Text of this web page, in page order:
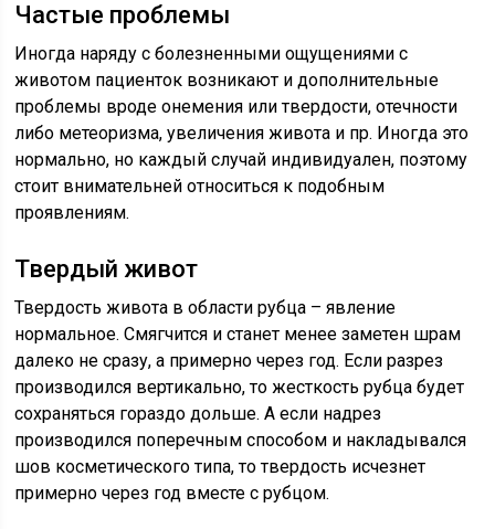
Частые проблемы
Иногда наряду с болезненными ощущениями с
животом пациенток возникают и дополнительные
проблемы вроде онемения или твердости, отечности
либо метеоризма, увеличения живота и пр. Иногда это
нормально, но каждый случай индивидуален, поэтому
стоит внимательней относиться к подобным
проявлениям.
Твердый живот
Твердость живота в области рубца – явление
нормальное. Смягчится и станет менее заметен шрам
далеко не сразу, а примерно через год. Если разрез
производился вертикально, то жесткость рубца будет
сохраняться гораздо дольше. А если надрез
производился поперечным способом и накладывался
шов косметического типа, то твердость исчезнет
примерно через год вместе с рубцом.